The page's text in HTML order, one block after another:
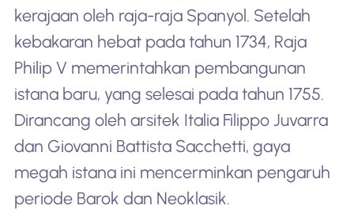
kerajaan oleh raja-raja Spanyol. Setelah
kebakaran hebat pada tahun 1734, Raja
Philip V memerintahkan pembangunan
istana baru, yang selesai pada tahun 1755.
Dirancang oleh arsitek Italia Filippo Juvarra
dan Giovanni Battista Sacchetti, gaya
megah istana ini mencerminkan pengaruh
periode Barok dan Neoklasik.